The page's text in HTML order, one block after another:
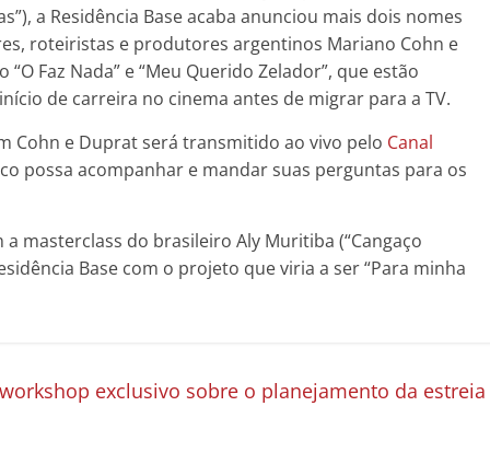
a Residência Base acaba anunciou mais dois nomes
roteiristas e produtores argentinos Mariano Cohn e
Faz Nada” e “Meu Querido Zelador”, que estão
de carreira no cinema antes de migrar para a TV.
Cohn e Duprat será transmitido ao vivo pelo Canal
possa acompanhar e mandar suas perguntas para os
masterclass do brasileiro Aly Muritiba (“Cangaço
Base com o projeto que viria a ser “Para minha
exclusivo sobre o planejamento da estreia